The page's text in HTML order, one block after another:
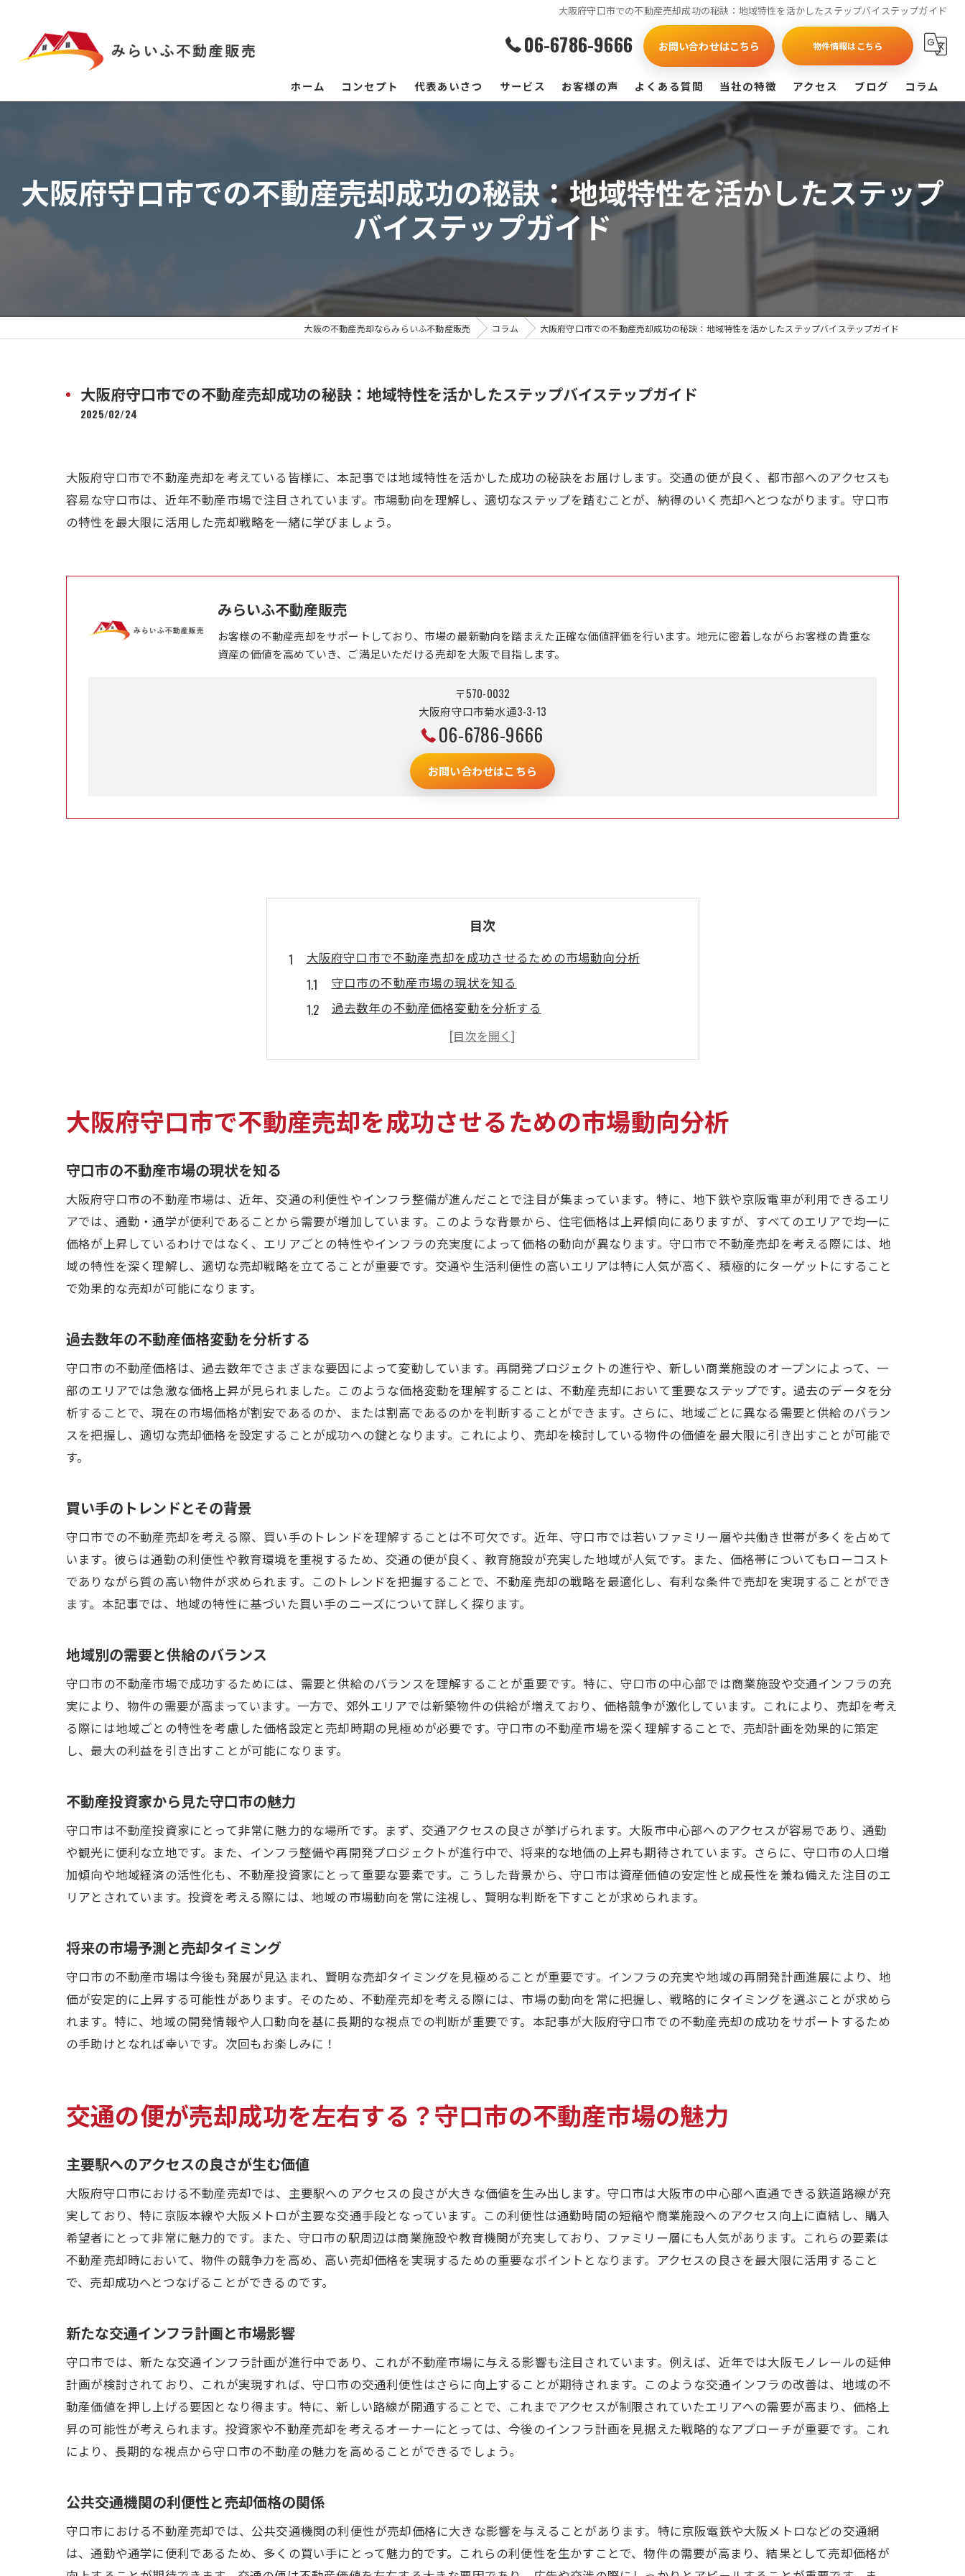
大阪府守口市での不動産売却成功の秘訣：地域特性を活かしたステップバイステップガイド
06-6786-9666 お問い合わせはこちら 物件情報はこちら
ホーム コンセプト 代表あいさつ サービス お客様の声 よくある質問 当社の特徴
買取
戸建て
マンション
アクセス ブログ コラム
大阪府守口市での不動産売却成功の秘訣：地域特性を活かしたステップ
バイステップガイド
大阪の不動産売却ならみらいふ不動産販売 コラム 大阪府守口市での不動産売却成功の秘訣：地域特性を活かしたステップバイステップガイド
大阪府守口市での不動産売却成功の秘訣：地域特性を活かしたステップバイステップガイド
2025/02/24
大阪府守口市で不動産売却を考えている皆様に、本記事では地域特性を活かした成功の秘訣をお届けします。交通の便が良く、都市部へのアクセスも
容易な守口市は、近年不動産市場で注目されています。市場動向を理解し、適切なステップを踏むことが、納得のいく売却へとつながります。守口市
の特性を最大限に活用した売却戦略を一緒に学びましょう。
みらいふ不動産販売
お客様の不動産売却をサポートしており、市場の最新動向を踏まえた正確な価値評価を行います。地元に密着しながらお客様の貴重な
資産の価値を高めていき、ご満足いただける売却を大阪で目指します。
〒570-0032
大阪府守口市菊水通3-3-13
06-6786-9666
お問い合わせはこちら
目次
大阪府守口市で不動産売却を成功させるための市場動向分析
守口市の不動産市場の現状を知る
過去数年の不動産価格変動を分析する
買い手のトレンドとその背景
地域別の需要と供給のバランス
将来の市場予測と売却タイミング
交通の便が売却成功を左右する？守口市の不動産市場の魅力
公共交通機関の利便性と売却価格の関係
守口市内の交通事情と不動産選定
交通利便性が高い地域の特定方法
地域特性を考慮した価格設定の方法
売却時期の見極め方とその重要性
効果的なマーケティング戦略の構築
買い手との交渉で注意すべきポイント
エリアに特化したプロモーションの展開
地元の信用を活用する売却活動
近隣住民との関係構築がもたらすメリット
地域資源を活用した付加価値の創出
リノベーションがもたらす資産価値向上
環境と景観の影響を考慮した売却準備
治安と教育環境の良さが価値に与える影響
都市開発計画とその影響を理解する
納得の売却を目指す！守口市での不動産売却のポイント
売却の目的を明確にする重要性
適正価格を設定するための情報収集
長期的な視点で見る売却戦略の立案
守口市の魅力を理解して不動産売却を有利に進める方法
地域コミュニティの魅力を伝える方法
守口市での効果的な不動産売却に必要な戦略と準備
市場調査から始める売却準備
売却に向けた家の整備とそのポイント
地域の強みを活かした宣伝方法
大阪府守口市で不動産売却を成功させるための市場動向分析
守口市の不動産市場の現状を知る
大阪府守口市の不動産市場は、近年、交通の利便性やインフラ整備が進んだことで注目が集まっています。特に、地下鉄や京阪電車が利用できるエリ
アでは、通勤・通学が便利であることから需要が増加しています。このような背景から、住宅価格は上昇傾向にありますが、すべてのエリアで均一に
価格が上昇しているわけではなく、エリアごとの特性やインフラの充実度によって価格の動向が異なります。守口市で不動産売却を考える際には、地
域の特性を深く理解し、適切な売却戦略を立てることが重要です。交通や生活利便性の高いエリアは特に人気が高く、積極的にターゲットにすること
で効果的な売却が可能になります。
過去数年の不動産価格変動を分析する
守口市の不動産価格は、過去数年でさまざまな要因によって変動しています。再開発プロジェクトの進行や、新しい商業施設のオープンによって、一
部のエリアでは急激な価格上昇が見られました。このような価格変動を理解することは、不動産売却において重要なステップです。過去のデータを分
析することで、現在の市場価格が割安であるのか、または割高であるのかを判断することができます。さらに、地域ごとに異なる需要と供給のバラン
スを把握し、適切な売却価格を設定することが成功への鍵となります。これにより、売却を検討している物件の価値を最大限に引き出すことが可能で
す。
買い手のトレンドとその背景
守口市での不動産売却を考える際、買い手のトレンドを理解することは不可欠です。近年、守口市では若いファミリー層や共働き世帯が多くを占めて
います。彼らは通勤の利便性や教育環境を重視するため、交通の便が良く、教育施設が充実した地域が人気です。また、価格帯についてもローコスト
でありながら質の高い物件が求められます。このトレンドを把握することで、不動産売却の戦略を最適化し、有利な条件で売却を実現することができ
ます。本記事では、地域の特性に基づいた買い手のニーズについて詳しく探ります。
地域別の需要と供給のバランス
守口市の不動産市場で成功するためには、需要と供給のバランスを理解することが重要です。特に、守口市の中心部では商業施設や交通インフラの充
実により、物件の需要が高まっています。一方で、郊外エリアでは新築物件の供給が増えており、価格競争が激化しています。これにより、売却を考え
る際には地域ごとの特性を考慮した価格設定と売却時期の見極めが必要です。守口市の不動産市場を深く理解することで、売却計画を効果的に策定
し、最大の利益を引き出すことが可能になります。
不動産投資家から見た守口市の魅力
守口市は不動産投資家にとって非常に魅力的な場所です。まず、交通アクセスの良さが挙げられます。大阪市中心部へのアクセスが容易であり、通勤
や観光に便利な立地です。また、インフラ整備や再開発プロジェクトが進行中で、将来的な地価の上昇も期待されています。さらに、守口市の人口増
加傾向や地域経済の活性化も、不動産投資家にとって重要な要素です。こうした背景から、守口市は資産価値の安定性と成長性を兼ね備えた注目のエ
リアとされています。投資を考える際には、地域の市場動向を常に注視し、賢明な判断を下すことが求められます。
将来の市場予測と売却タイミング
守口市の不動産市場は今後も発展が見込まれ、賢明な売却タイミングを見極めることが重要です。インフラの充実や地域の再開発計画進展により、地
価が安定的に上昇する可能性があります。そのため、不動産売却を考える際には、市場の動向を常に把握し、戦略的にタイミングを選ぶことが求めら
れます。特に、地域の開発情報や人口動向を基に長期的な視点での判断が重要です。本記事が大阪府守口市での不動産売却の成功をサポートするため
の手助けとなれば幸いです。次回もお楽しみに！
交通の便が売却成功を左右する？守口市の不動産市場の魅力
主要駅へのアクセスの良さが生む価値
大阪府守口市における不動産売却では、主要駅へのアクセスの良さが大きな価値を生み出します。守口市は大阪市の中心部へ直通できる鉄道路線が充
実しており、特に京阪本線や大阪メトロが主要な交通手段となっています。この利便性は通勤時間の短縮や商業施設へのアクセス向上に直結し、購入
希望者にとって非常に魅力的です。また、守口市の駅周辺は商業施設や教育機関が充実しており、ファミリー層にも人気があります。これらの要素は
不動産売却時において、物件の競争力を高め、高い売却価格を実現するための重要なポイントとなります。アクセスの良さを最大限に活用すること
で、売却成功へとつなげることができるのです。
新たな交通インフラ計画と市場影響
守口市では、新たな交通インフラ計画が進行中であり、これが不動産市場に与える影響も注目されています。例えば、近年では大阪モノレールの延伸
計画が検討されており、これが実現すれば、守口市の交通利便性はさらに向上することが期待されます。このような交通インフラの改善は、地域の不
動産価値を押し上げる要因となり得ます。特に、新しい路線が開通することで、これまでアクセスが制限されていたエリアへの需要が高まり、価格上
昇の可能性が考えられます。投資家や不動産売却を考えるオーナーにとっては、今後のインフラ計画を見据えた戦略的なアプローチが重要です。これ
により、長期的な視点から守口市の不動産の魅力を高めることができるでしょう。
公共交通機関の利便性と売却価格の関係
守口市における不動産売却では、公共交通機関の利便性が売却価格に大きな影響を与えることがあります。特に京阪電鉄や大阪メトロなどの交通網
は、通勤や通学に便利であるため、多くの買い手にとって魅力的です。これらの利便性を生かすことで、物件の需要が高まり、結果として売却価格が